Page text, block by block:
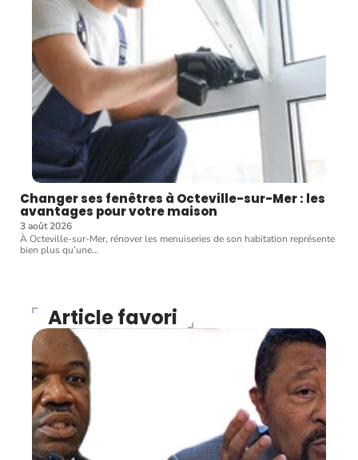
Changer ses fenêtres à Octeville-sur-Mer : les
avantages pour votre maison
3 août 2026
À Octeville-sur-Mer, rénover les menuiseries de son habitation représente
bien plus qu’une…
Article favori